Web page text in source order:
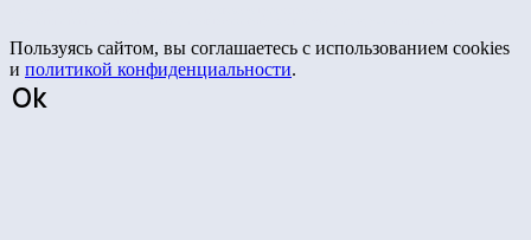
Пользуясь сайтом, вы соглашаетесь с использованием cookies
и политикой конфиденциальности.
Ok